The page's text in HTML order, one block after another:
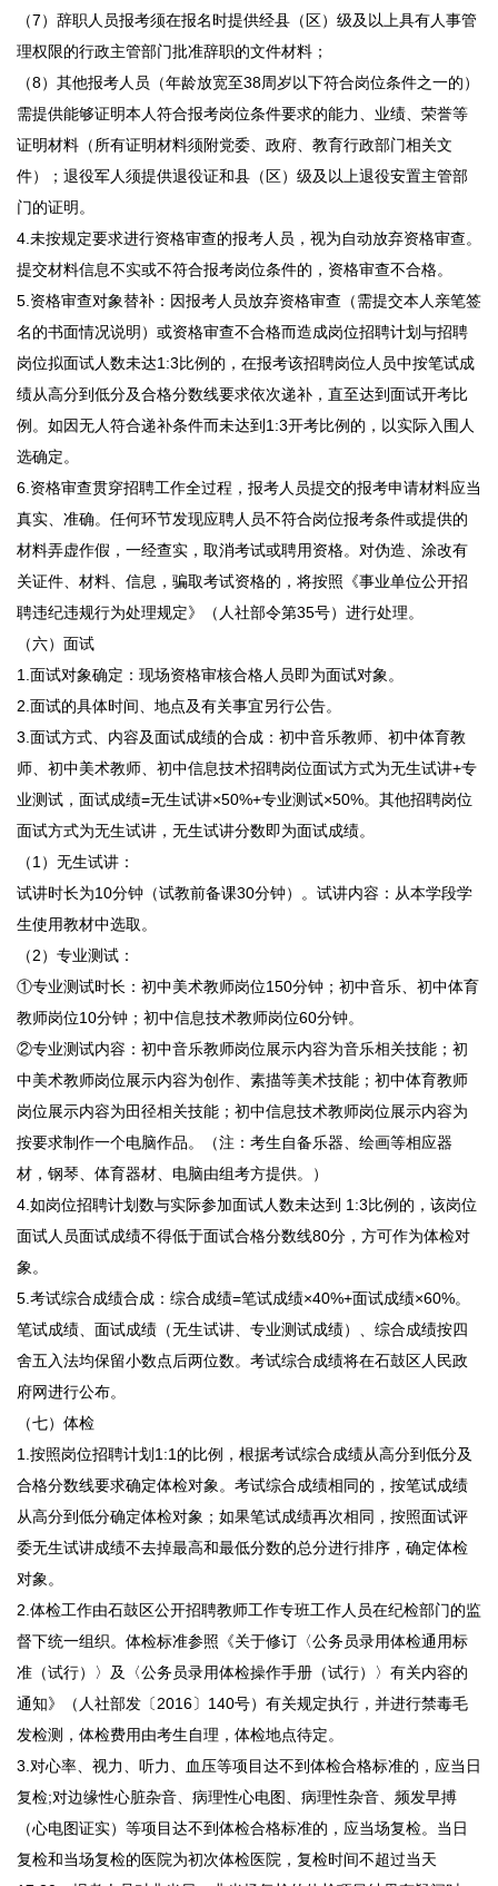
（7）辞职人员报考须在报名时提供经县（区）级及以上具有人事管
理权限的行政主管部门批准辞职的文件材料；
（8）其他报考人员（年龄放宽至38周岁以下符合岗位条件之一的）
需提供能够证明本人符合报考岗位条件要求的能力、业绩、荣誉等
证明材料（所有证明材料须附党委、政府、教育行政部门相关文
件）；退役军人须提供退役证和县（区）级及以上退役安置主管部
门的证明。
4.未按规定要求进行资格审查的报考人员，视为自动放弃资格审查。
提交材料信息不实或不符合报考岗位条件的，资格审查不合格。
5.资格审查对象替补：因报考人员放弃资格审查（需提交本人亲笔签
名的书面情况说明）或资格审查不合格而造成岗位招聘计划与招聘
岗位拟面试人数未达1:3比例的，在报考该招聘岗位人员中按笔试成
绩从高分到低分及合格分数线要求依次递补，直至达到面试开考比
例。如因无人符合递补条件而未达到1:3开考比例的，以实际入围人
选确定。
6.资格审查贯穿招聘工作全过程，报考人员提交的报考申请材料应当
真实、准确。任何环节发现应聘人员不符合岗位报考条件或提供的
材料弄虚作假，一经查实，取消考试或聘用资格。对伪造、涂改有
关证件、材料、信息，骗取考试资格的，将按照《事业单位公开招
聘违纪违规行为处理规定》（人社部令第35号）进行处理。
（六）面试
1.面试对象确定：现场资格审核合格人员即为面试对象。
2.面试的具体时间、地点及有关事宜另行公告。
3.面试方式、内容及面试成绩的合成：初中音乐教师、初中体育教
师、初中美术教师、初中信息技术招聘岗位面试方式为无生试讲+专
业测试，面试成绩=无生试讲×50%+专业测试×50%。其他招聘岗位
面试方式为无生试讲，无生试讲分数即为面试成绩。
（1）无生试讲：
试讲时长为10分钟（试教前备课30分钟）。试讲内容：从本学段学
生使用教材中选取。
（2）专业测试：
①专业测试时长：初中美术教师岗位150分钟；初中音乐、初中体育
教师岗位10分钟；初中信息技术教师岗位60分钟。
②专业测试内容：初中音乐教师岗位展示内容为音乐相关技能；初
中美术教师岗位展示内容为创作、素描等美术技能；初中体育教师
岗位展示内容为田径相关技能；初中信息技术教师岗位展示内容为
按要求制作一个电脑作品。（注：考生自备乐器、绘画等相应器
材，钢琴、体育器材、电脑由组考方提供。）
4.如岗位招聘计划数与实际参加面试人数未达到 1:3比例的，该岗位
面试人员面试成绩不得低于面试合格分数线80分，方可作为体检对
象。
5.考试综合成绩合成：综合成绩=笔试成绩×40%+面试成绩×60%。
笔试成绩、面试成绩（无生试讲、专业测试成绩）、综合成绩按四
舍五入法均保留小数点后两位数。考试综合成绩将在石鼓区人民政
府网进行公布。
（七）体检
1.按照岗位招聘计划1:1的比例，根据考试综合成绩从高分到低分及
合格分数线要求确定体检对象。考试综合成绩相同的，按笔试成绩
从高分到低分确定体检对象；如果笔试成绩再次相同，按照面试评
委无生试讲成绩不去掉最高和最低分数的总分进行排序，确定体检
对象。
2.体检工作由石鼓区公开招聘教师工作专班工作人员在纪检部门的监
督下统一组织。体检标准参照《关于修订〈公务员录用体检通用标
准（试行）〉及〈公务员录用体检操作手册（试行）〉有关内容的
通知》（人社部发〔2016〕140号）有关规定执行，并进行禁毒毛
发检测，体检费用由考生自理，体检地点待定。
3.对心率、视力、听力、血压等项目达不到体检合格标准的，应当日
复检;对边缘性心脏杂音、病理性心电图、病理性杂音、频发早搏
（心电图证实）等项目达不到体检合格标准的，应当场复检。当日
复检和当场复检的医院为初次体检医院，复检时间不超过当天